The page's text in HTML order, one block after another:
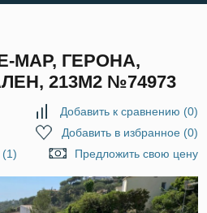
МАР, ГЕРОНА,
213М2 №74973
Добавить к сравнению (0)
Добавить в избранное(0)
Предложить свою цену